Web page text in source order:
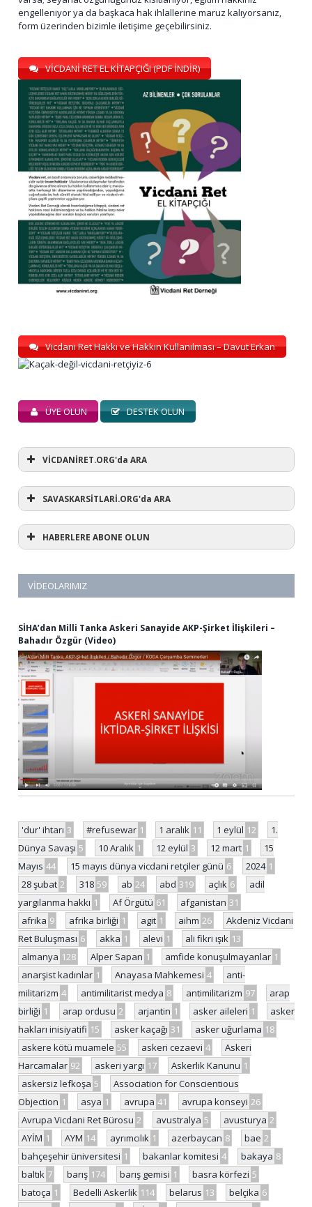
engelleniyor ya da başkaca hak ihlallerine maruz kalıyorsanız,
form üzerinden bizimle iletişime geçebilirsiniz.
VİCDANİ RET EL KİTAPÇIĞI (PDF İNDİR)
Vicdani Ret Hakkı ve Hakkın Kullanılması – Davut Erkan
ÜYE OLUN DESTEK OLUN
VİCDANİRET.ORG'da ARA
SAVASKARSİTLARİ.ORG'da ARA
HABERLERE ABONE OLUN
VIDEOLARIMIZ
SİHA’dan Milli Tanka Askeri Sanayide AKP-Şirket İlişkileri –
Bahadır Özgür (Video)
'dur' ihtarı 3 #refusewar 1 1 aralık 11 1 eylül 12
1.
Dünya Savaşı 5 10 Aralık 1 12 eylül 3 12 mart 1
15
Mayıs 44 15 mayıs dünya vicdani retçiler günü 6 2024 1
28 şubat 2 318 59 ab 24 abd 319 açlık 6
adil
yargılanma hakkı 1 Af Örgütü 61 afganistan 31
afrika 9 afrika birliği 1 agit 1 aihm 26
Akdeniz Vicdani
Ret Buluşması 6 akka 1 alevi 1 ali fikri ışık 13
almanya 128 Alper Sapan 1 amfide konuşulmayanlar 1
anarşist kadınlar 1 Anayasa Mahkemesi 4
anti-
militarizm 4 antimilitarist medya 8 antimilitarizm 97
arap
birliği 1 arap ordusu 2 arjantin 1 asker aileleri 1
asker
hakları inisiyatifi 15 asker kaçağı 31 asker uğurlama 18
askere kötü muamele 55 askeri cezaevi 4
Askeri
Harcamalar 92 askeri yargı 17 Askerlik Kanunu 1
askersiz lefkoşa 5
Association for Conscientious
Objection 1 asya 1 avrupa 41 avrupa konseyi 26
Avrupa Vicdani Ret Bürosu 2 avustralya 5 avusturya 2
AYİM 1 AYM 14 ayrımcılık 1 azerbaycan 8 bae 2
bahçeşehir üniversitesi 1 bakanlar komitesi 4 bakaya 8
baltık 7 barış 174 barış gemisi 1 basra körfezi 5
batoça 1 Bedelli Askerlik 114 belarus 13 belçika 6